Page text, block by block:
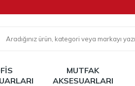
MUTFAK
AKSESUARLARI